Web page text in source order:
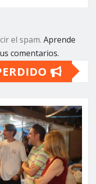
el spam. Aprende
comentarios.